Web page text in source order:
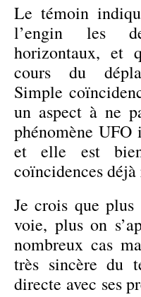
Le témoin
l’engin les
horizontaux, et
cours du
Simple
un aspect à ne
phénomène UFO
et elle est
coïncidences déjà
Je crois que plus
voie, plus on
nombreux cas
très sincère du
directe avec ses